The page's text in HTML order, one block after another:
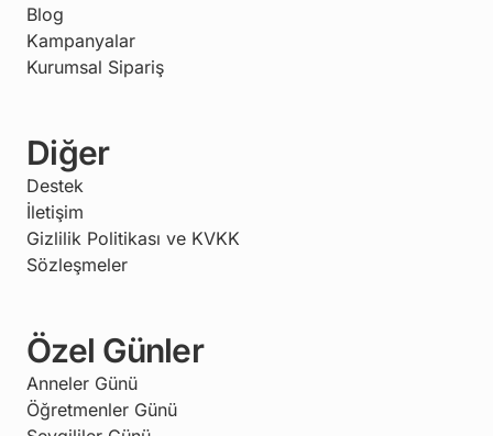
Blog
Kampanyalar
Kurumsal Sipariş
Diğer
Destek
İletişim
Gizlilik Politikası ve KVKK
Sözleşmeler
Özel Günler
Anneler Günü
Öğretmenler Günü